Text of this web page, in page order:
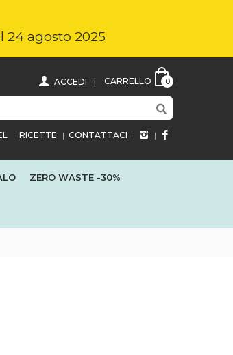
24 agosto 2025
0
CARRELLO
ACCEDI
CONTATTACI
RICETTE
ZERO WASTE -30%